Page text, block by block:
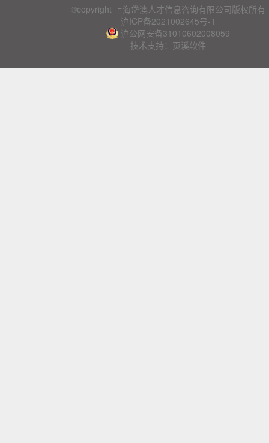
©copyright 上海岱澳人才信息咨询有限公司版权所有
沪ICP备2021002645号-1
沪公网安备31010602008059
技术支持：页溪软件